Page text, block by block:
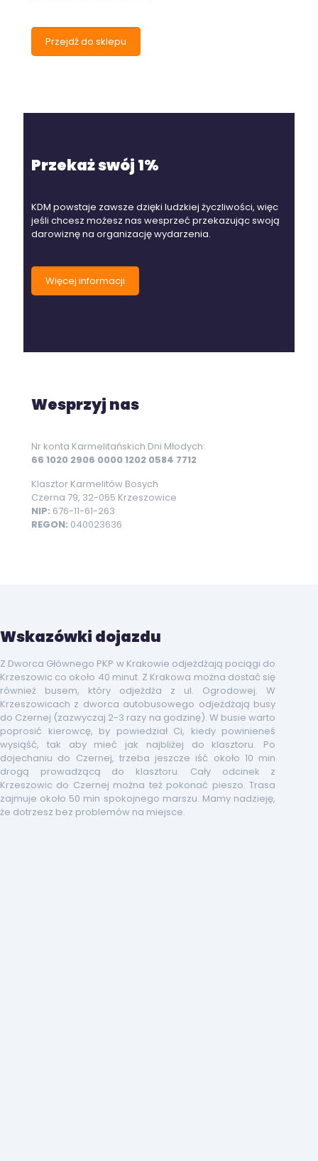
Przejdź do sklepu
Przekaż swój 1%
KDM powstaje zawsze dzięki ludzkiej życzliwości, więc
jeśli chcesz możesz nas wesprzeć przekazując swoją
darowiznę na organizację wydarzenia.
Więcej informacji
Wesprzyj nas
Nr konta Karmelitańskich Dni Młodych:
66 1020 2906 0000 1202 0584 7712
Klasztor Karmelitów Bosych
Czerna 79, 32-065 Krzeszowice
NIP: 676-11-61-263
REGON: 040023636
Wskazówki dojazdu
Z Dworca Głównego PKP w Krakowie odjeżdżają pociągi do
Krzeszowic co około 40 minut. Z Krakowa można dostać się
również busem, który odjeżdża z ul. Ogrodowej. W
Krzeszowicach z dworca autobusowego odjeżdżają busy
do Czernej (zazwyczaj 2-3 razy na godzinę). W busie warto
poprosić kierowcę, by powiedział Ci, kiedy powinieneś
wysiąść, tak aby mieć jak najbliżej do klasztoru. Po
dojechaniu do Czernej, trzeba jeszcze iść około 10 min
drogą prowadzącą do klasztoru. Cały odcinek z
Krzeszowic do Czernej można też pokonać pieszo. Trasa
zajmuje około 50 min spokojnego marszu. Mamy nadzieję,
że dotrzesz bez problemów na miejsce.